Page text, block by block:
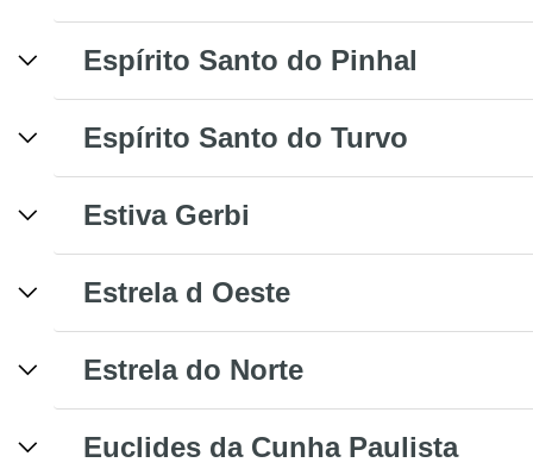
Espírito Santo do Pinhal
Espírito Santo do Turvo
Estiva Gerbi
Estrela d Oeste
Estrela do Norte
Euclides da Cunha Paulista